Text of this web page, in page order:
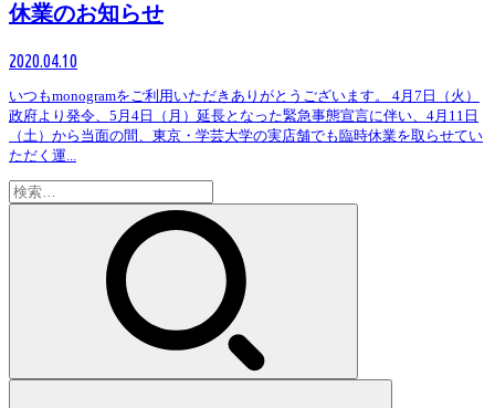
休業のお知らせ
2020.04.10
いつもmonogramをご利用いただきありがとうございます。 4月7日（火）
政府より発令、5月4日（月）延長となった緊急事態宣言に伴い、4月11日
（土）から当面の間、東京・学芸大学の実店舗でも臨時休業を取らせてい
ただく運...
検
索: